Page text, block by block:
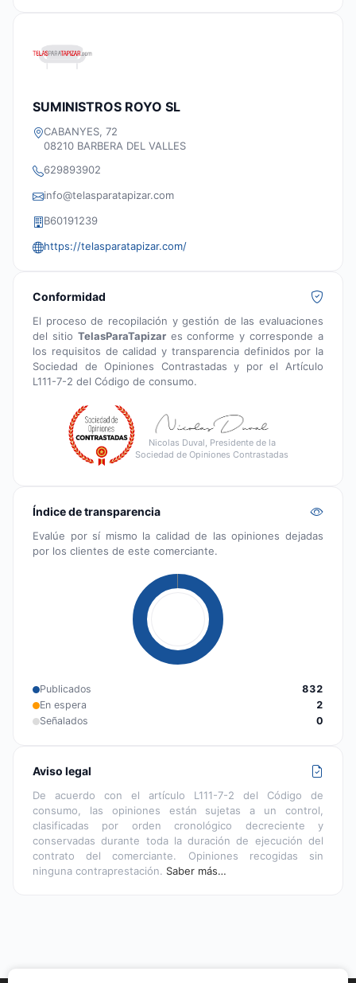
SUMINISTROS ROYO SL
CABANYES, 72
08210 BARBERA DEL VALLES
629893902
info@telasparatapizar.com
B60191239
https://telasparatapizar.com/
Conformidad
El proceso de recopilación y gestión de las evaluaciones
del sitio TelasParaTapizares conforme y corresponde a
los requisitos de calidad y transparencia definidos por la
Sociedad de Opiniones Contrastadas y por el Artículo
L111-7-2 del Código de consumo.
Nicolas Duval, Presidente de la
Sociedad de Opiniones Contrastadas
Índice de transparencia
Evalúe por sí mismo la calidad de las opiniones dejadas
por los clientes de este comerciante.
Publicados
832
En espera
2
Señalados
0
Aviso legal
De acuerdo con el artículo L111-7-2 del Código de
consumo, las opiniones están sujetas a un control,
clasificadas por orden cronológico decreciente y
conservadas durante toda la duración de ejecución del
contrato del comerciante. Opiniones recogidas sin
ninguna contraprestación. Saber más…